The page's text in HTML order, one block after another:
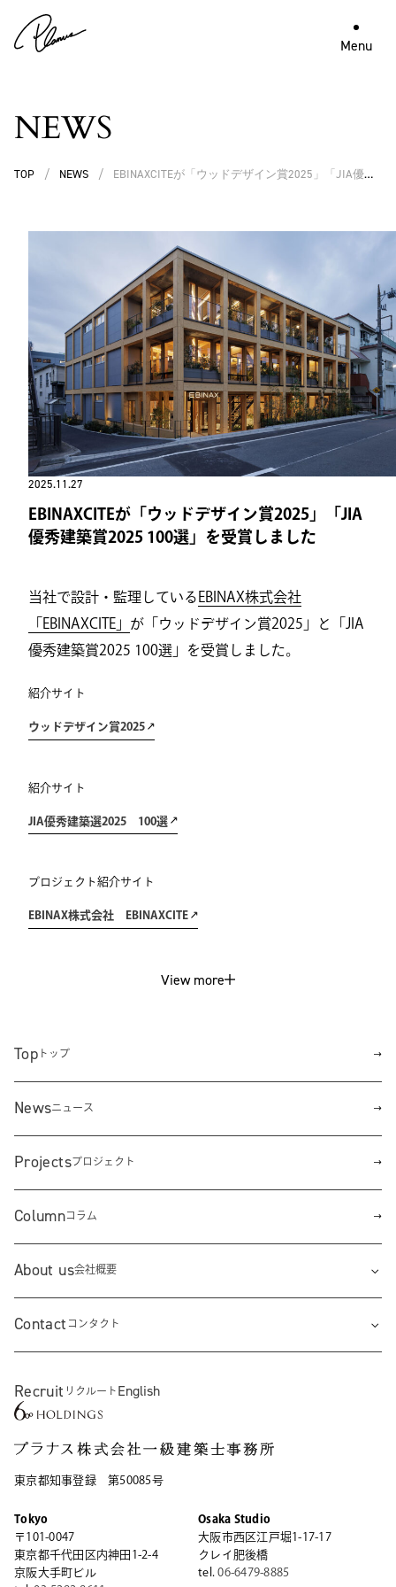
Menu
NEWS
TOP / NEWS /
EBINAXCITEが「ウッドデザイン賞2025」「JIA優秀
2025.11.27
EBINAXCITEが「ウッドデザイン賞2025」「JIA
優秀建築賞2025 100選」を受賞しました
当社で設計・監理している EBINAX株式会社
「EBINAXCITE」 が「ウッドデザイン賞2025」と「JIA
優秀建築賞2025 100選」を受賞しました。
紹介サイト
ウッドデザイン賞2025
紹介サイト
JIA優秀建築選2025 100選
プロジェクト紹介サイト
EBINAX株式会社 EBINAXCITE
View more
Top トップ
Projectsプロジェクト
About us会社概要
Newsニュース
Columnコラム
Contact コンタクト
Recruit リクルート English
東京都知事登録 第50085号
Tokyo
〒101-0047
東京都千代田区内神田1-2-4
京阪大手町ビル
Osaka Studio
大阪市西区江戸堀1-17-17
クレイ肥後橋
tel.06-6479-8885